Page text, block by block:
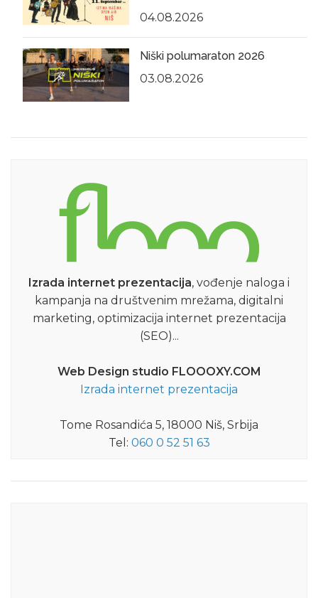
04.08.2026
Niški polumaraton 2026
03.08.2026
Izrada internet prezentacija, vođenje naloga i
kampanja na društvenim mrežama, digitalni
marketing, optimizacija internet prezentacija
(SEO)...
Web Design studio FLOOOXY.COM
Izrada internet prezentacija
Tome Rosandića 5, 18000 Niš, Srbija
Tel: 060 0 52 51 63